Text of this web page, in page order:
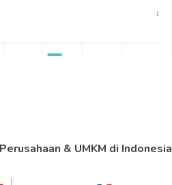
& UMKM di Indonesia